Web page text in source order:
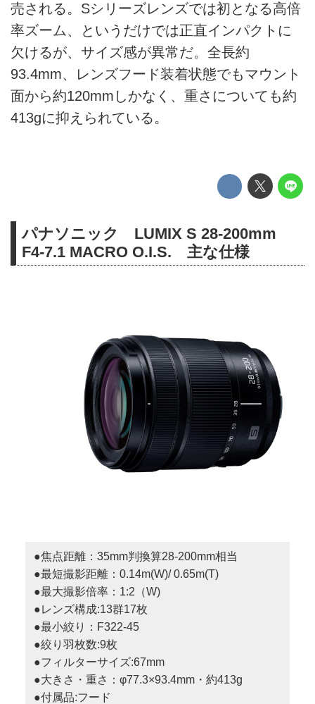
売される。Sシリーズレンズでは初となる高倍
率ズーム、というだけでは正直インパクトに
欠けるが、サイズ感が異常だ。全長約
93.4mm、レンズフード装着状態でもマウント
面から約120mmしかなく、重さについても約
413gに抑えられている。
パナソニック LUMIX S 28-200mm
F4-7.1 MACRO O.I.S. 主な仕様
●焦点距離：35mm判換算28-200mm相当
●最短撮影距離：0.14m(W)/ 0.65m(T)
●最大撮影倍率：1:2（W)
●レンズ構成:13群17枚
●最小絞り：F322-45
●絞り羽枚数:9枚
●フィルターサイズ:67mm
●大きさ・重さ：φ77.3×93.4mm・約413g
●付属品:フード